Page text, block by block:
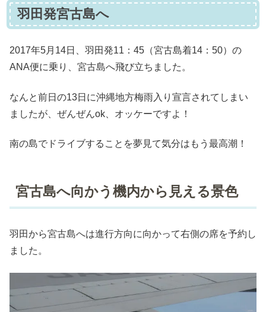
羽田発宮古島へ
2017年5月14日、羽田発11：45（宮古島着14：50）の
ANA便に乗り、宮古島へ飛び立ちました。
なんと前日の13日に沖縄地方梅雨入り宣言されてしまい
ましたが、ぜんぜんok、オッケーですよ！
南の島でドライブすることを夢見て気分はもう最高潮！
宮古島へ向かう機内から見える景色
羽田から宮古島へは進行方向に向かって右側の席を予約し
ました。